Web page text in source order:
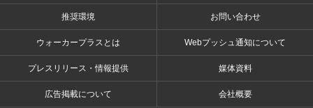
推奨環境 お問い合わせ
ウォーカープラスとは Webプッシュ通知について
プレスリリース・情報提供 媒体資料
広告掲載について 会社概要